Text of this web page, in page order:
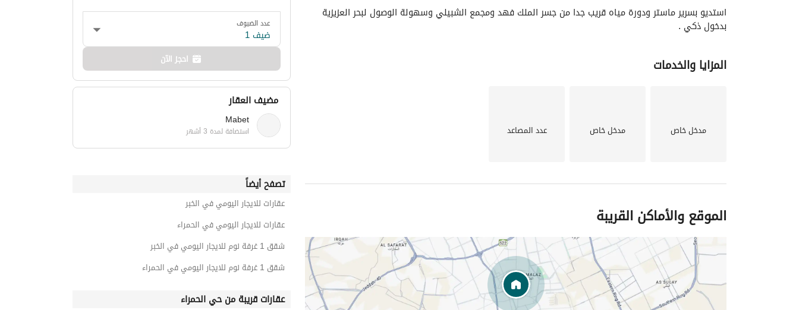
التفاصيل أمور يجب معرفتها بدخول ذكي .
المزايا والخدمات
مدخل خاص مدخل خاص عدد المصاعد
الموقع والأماكن القريبة
عدد الضيوف
ضيف 1
احجز الآن
مضيف العقار
Mabet
استضافة لمدة 3 أشهر
تصفح أيضاً
عقارات للايجار اليومي في الخبر
عقارات للايجار اليومي في الحمراء
شقق 1 غرفة نوم للايجار اليومي في الخبر
شقق 1 غرفة نوم للايجار اليومي في الحمراء
عقارات قريبة من حي الحمراء